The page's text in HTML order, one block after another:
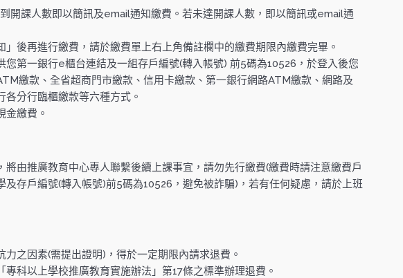
開課人數即以簡訊及email通知繳費。若未達開課人數，即以簡訊或email通
」後再進行繳費，請於繳費單上右上角備註欄中的繳費期限內繳費完畢。
您第一銀行e櫃台連結及一組存戶編號(轉入帳號) 前5碼為10526，於登入後您
繳款、全省超商門市繳款、信用卡繳款、第一銀行網路ATM繳款、網路及
各分行臨櫃繳款等六種方式。
金繳費。
將由推廣教育中心專人聯繫後續上課事宜，請勿先行繳費(繳費時請注意繳費戶
及存戶編號(轉入帳號)前5碼為10526，避免被詐騙)，若有任何疑慮，請於上班
力之因素(需提出證明)，得於一定期限內請求退費。
專科以上學校推廣教育實施辦法」第17條之標準辦理退費。